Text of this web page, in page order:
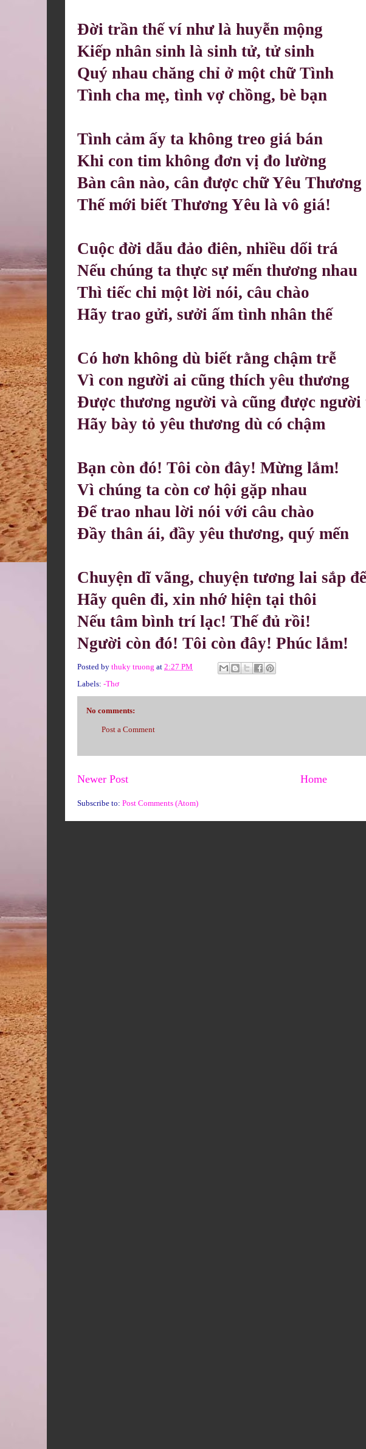
Đời trần thế ví như là huyễn mộng
Kiếp nhân sinh là sinh tử, tử sinh
Quý nhau chăng chỉ ở một chữ Tình
Tình cha mẹ, tình vợ chồng, bè bạn
Tình cảm ấy ta không treo giá bán
Khi con tim không đơn vị đo lường
Bàn cân nào, cân được chữ Yêu Thương
Thế mới biết Thương Yêu là vô giá!
Cuộc đời dẫu đảo điên, nhiều dối trá
Nếu chúng ta thực sự mến thương nhau
Thì tiếc chi một lời nói, câu chào
Hãy trao gửi, sưởi ấm tình nhân thế
Có hơn không dù biết rằng chậm trễ
Vì con người ai cũng thích yêu thương
Được thương người và cũng được người
Hãy bày tỏ yêu thương dù có chậm
Bạn còn đó! Tôi còn đây! Mừng lắm!
Vì chúng ta còn cơ hội gặp nhau
Để trao nhau lời nói với câu chào
Đầy thân ái, đầy yêu thương, quý mến
Chuyện dĩ vãng, chuyện tương lai sắp
Hãy quên đi, xin nhớ hiện tại thôi
Nếu tâm bình trí lạc! Thế đủ rồi!
Người còn đó! Tôi còn đây! Phúc lắm!
Posted by thuky truong at 2:27 PM
Labels: -Thơ
No comments:
Post a Comment
Newer Post Home
Subscribe to: Post Comments (Atom)